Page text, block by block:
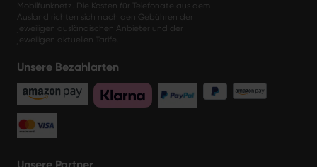
Mobilfunknetz. Die Kosten für Telefonate aus dem
Ausland richten sich nach den Gebühren der
jeweiligen ausländischen Anbieter und der
jeweiligen aktuellen Tarife.
Unsere Bezahlarten